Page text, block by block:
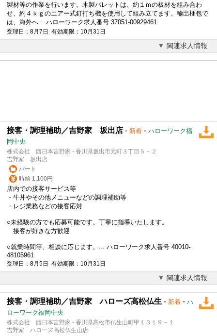
製材等の作業を行います。木製パレットは、約１ｍの板材を組み合わ
せ、約４ｋｇのエアー式釘打ち機を使用して組み立てます。輸出梱包で
は、 海外へ... ハローワーク求人番号 37051-00929461
受理日：8月7日 有効期限：10月31日
関連求人情報
接客・調理補助／吉野家 坂出店 - 新着 - ハローワーク福
岡中央
株式会社 西日本吉野家 - 香川県坂出市元町３丁目５－２
吉野家 坂出店
パート
時給 1,100円
店内での接客サービス等
・牛丼やその他メニューなどの調理補助等
・レジ業務などの接客応対
○未経験の方でも応募可能です。丁寧に指導いたします。
接客が好きな方歓迎
○就業時間等、相談に応じます。... ハローワーク求人番号 40010-
48105961
受理日：8月5日 有効期限：10月31日
関連求人情報
接客・調理補助／吉野家 ハローズ高松仏生 - 新着 - ハ
ローワーク福岡中央
株式会社 西日本吉野家 - 香川県高松市仏生山町甲１３１９－１
吉野家 ハローズ高松仏生山店